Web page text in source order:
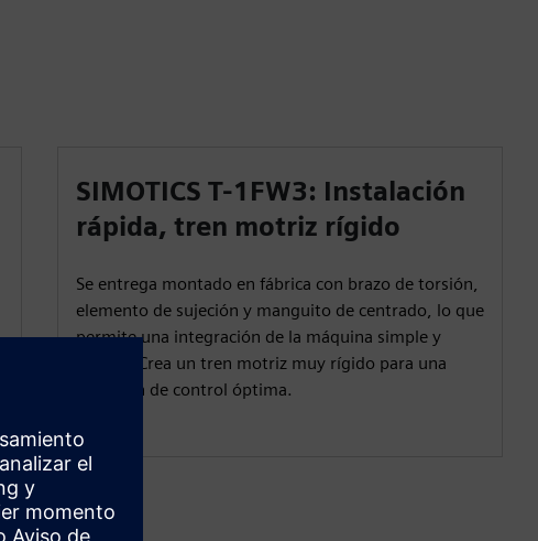
SIMOTICS T-1FW3: Instalación
rápida, tren motriz rígido
Se entrega montado en fábrica con brazo de torsión,
elemento de sujeción y manguito de centrado, lo que
permite una integración de la máquina simple y
segura. Crea un tren motriz muy rígido para una
precisión de control óptima.